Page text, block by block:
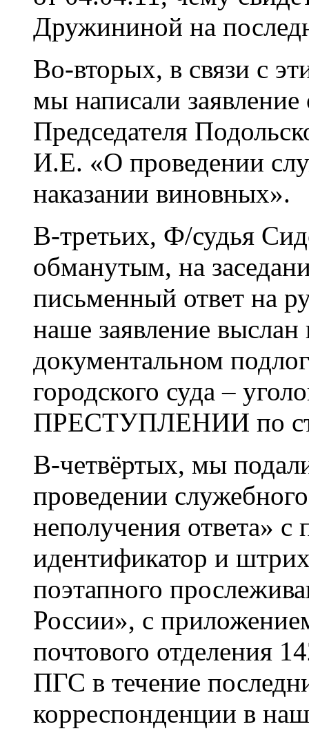
Дружининой на
Во-вторых, в связи с
мы написали
Председателя
И.Е. «О проведении
наказании виновных».
В-третьих, Ф/судья
обманутым, на
письменный ответ на
наше заявление
документальном
городского суда –
ПРЕСТУПЛЕНИИ по
В-четвёртых, мы
проведении
неполучения ответа»
идентификатор и
поэтапного
России», с
почтового отделения
ПГС в течение
корреспонденции в